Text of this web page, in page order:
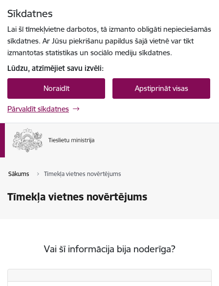
Sīkdatnes
Lai šī tīmekļvietne darbotos, tā izmanto obligāti nepieciešamās
sīkdatnes. Ar Jūsu piekrišanu papildus šajā vietnē var tikt
izmantotas statistikas un sociālo mediju sīkdatnes.
Lūdzu, atzīmējiet savu izvēli:
Noraidīt Apstiprināt visas
Pārvaldīt sīkdatnes
Sākums Tīmekļa vietnes novērtējums
Tīmekļa vietnes novērtējums
Vai šī informācija bija noderīga?
Vai šī informācija bija noderīga?